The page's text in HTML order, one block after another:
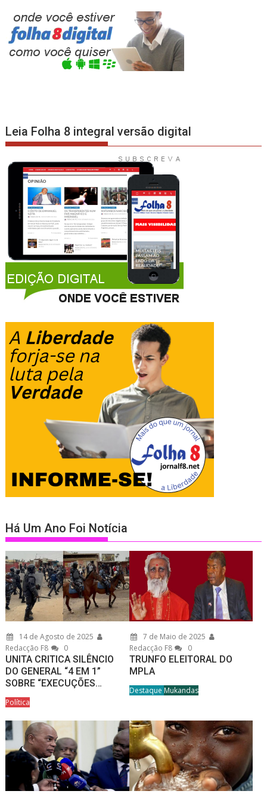
Leia Folha 8 integral versão digital
Há Um Ano Foi Notícia
14 de Agosto de 2025
Redacção F8
0
UNITA CRITICA SILÊNCIO
DO GENERAL “4 EM 1”
SOBRE “EXECUÇÕES…
Política
7 de Maio de 2025
Redacção F8
0
TRUNFO ELEITORAL DO
MPLA
Destaque Mukandas